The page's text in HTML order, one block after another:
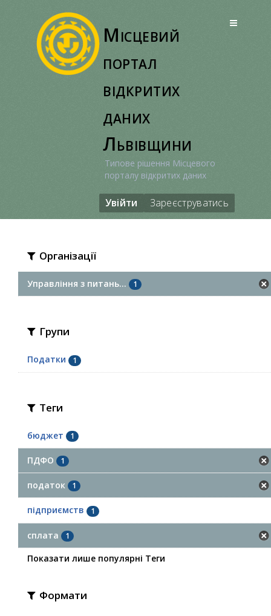
Місцевий
портал
відкритих
даних
Львівщини
Типове рішення Місцевого
порталу відкритих даних
Увійти Зареєструватись
Організації
Управління з питань... 1
Групи
Податки 1
Теги
бюджет 1
ПДФО 1
податок 1
підприємств 1
сплата 1
Показати лише популярні Теги
Формати